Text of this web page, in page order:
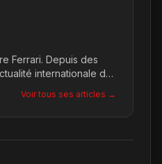
Ferrari. Depuis des
internationale du
légende de la marque.
est le reflet de son
Voir tous ses articles →